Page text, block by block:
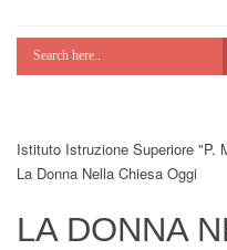
Lab Green
Potenziamoci
Istituto Istruzione Superiore "P.
La Donna Nella Chiesa Oggi
LA DONNA